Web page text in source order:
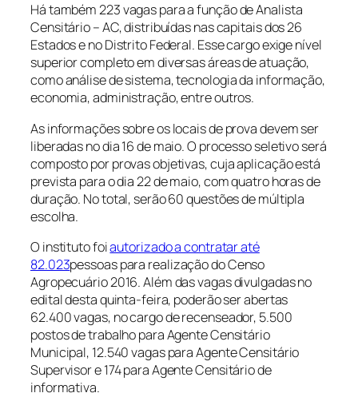
Há também 223 vagas para a função de Analista
Censitário – AC, distribuídas nas capitais dos 26
Estados e no Distrito Federal. Esse cargo exige nível
superior completo em diversas áreas de atuação,
como análise de sistema, tecnologia da informação,
economia, administração, entre outros.
As informações sobre os locais de prova devem ser
liberadas no dia 16 de maio. O processo seletivo será
composto por provas objetivas, cuja aplicação está
prevista para o dia 22 de maio, com quatro horas de
duração. No total, serão 60 questões de múltipla
escolha.
O instituto foiautorizado a contratar até
82.023pessoas para realização do Censo
Agropecuário 2016. Além das vagas divulgadas no
edital desta quinta-feira, poderão ser abertas
62.400 vagas, no cargo de recenseador, 5.500
postos de trabalho para Agente Censitário
Municipal, 12.540 vagas para Agente Censitário
Supervisor e 174 para Agente Censitário de
informativa.